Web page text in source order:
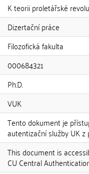
K teorii proletářské
Dizertační práce
Filozofická fakulta
000684321
Ph.D.
VUK
Tento dokument je
autentizační služby UK
This document is
CU Central